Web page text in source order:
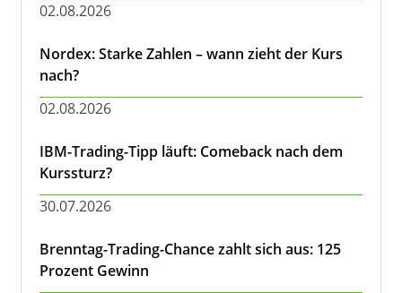
02.08.2026
Nordex: Starke Zahlen – wann zieht der Kurs
nach?
02.08.2026
IBM-Trading-Tipp läuft: Comeback nach dem
Kurssturz?
30.07.2026
Brenntag-Trading-Chance zahlt sich aus: 125
Prozent Gewinn